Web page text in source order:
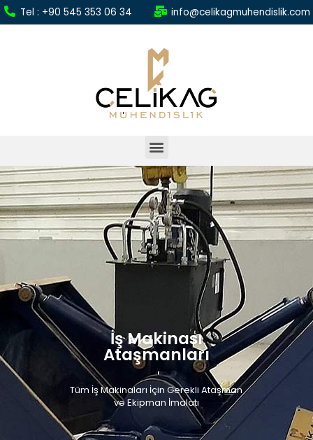
Tel : +90 545 353 06 34 info@celikagmuhendislik.com
İş Makinası
Ataşmanları
Tüm İş Makinaları İçin Gerekli Ataşman
ve Ekipman İmalatı